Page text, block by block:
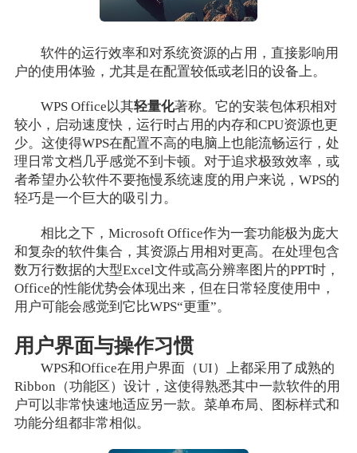
软件的运行效率和对系统资源的占用，直接影响用
户的使用体验，尤其是在配置较低或老旧的设备上。
WPS Office以其轻量化著称。它的安装包体积相对
较小，启动速度快，运行时占用的内存和CPU资源也更
少。这使得WPS在配置不高的电脑上也能流畅运行，处
理日常文档几乎感觉不到卡顿。对于追求极致效率，或
者希望办公软件不要拖慢系统速度的用户来说，WPS的
轻巧是一个巨大的吸引力。
相比之下，Microsoft Office作为一套功能极为庞大
和复杂的软件集合，其资源占用相对更高。在处理包含
数万行数据的大型Excel文件或高分辨率图片的PPT时，
Office的性能优势会体现出来，但在日常轻度使用中，
用户可能会感觉到它比WPS“更重”。
用户界面与操作习惯
WPS和Office在用户界面（UI）上都采用了成熟的
Ribbon（功能区）设计，这使得熟悉其中一款软件的用
户可以非常快速地适应另一款。菜单布局、图标样式和
功能分组都非常相似。